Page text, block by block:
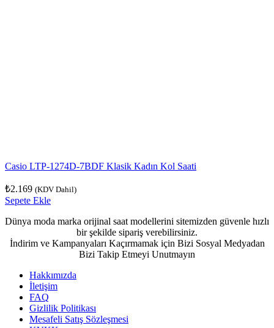
Casio LTP-1274D-7BDF Klasik Kadın Kol Saati
₺2.169 (KDV Dahil)
Sepete Ekle
Dünya moda marka orijinal saat modellerini sitemizden güvenle hızlı
bir şekilde sipariş verebilirsiniz.
İndirim ve Kampanyaları Kaçırmamak için Bizi Sosyal Medyadan
Bizi Takip Etmeyi Unutmayın
Hakkımızda
İletişim
FAQ
Gizlilik Politikası
Mesafeli Satış Sözleşmesi